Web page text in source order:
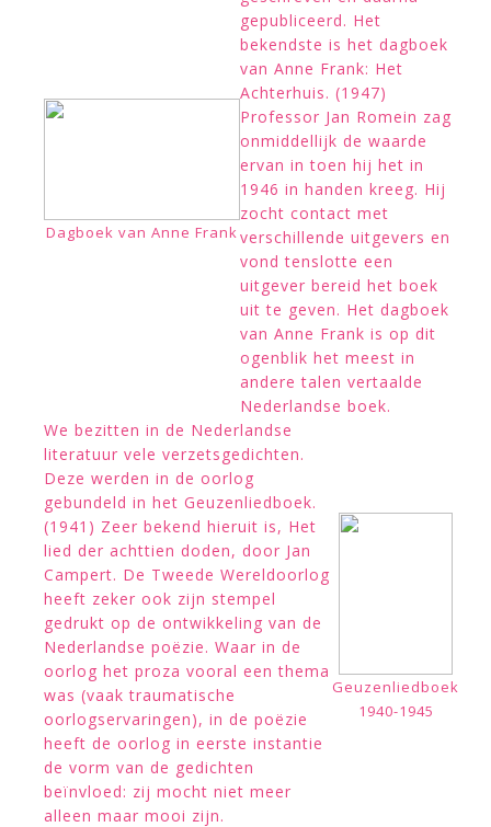
Dagboek van Anne Frank
gepubliceerd. Het
bekendste is het dagboek
van Anne Frank: Het
Achterhuis. (1947)
Professor Jan Romein zag
onmiddellijk de waarde
ervan in toen hij het in
1946 in handen kreeg. Hij
zocht contact met
verschillende uitgevers en
vond tenslotte een
uitgever bereid het boek
uit te geven. Het dagboek
van Anne Frank is op dit
ogenblik het meest in
andere talen vertaalde
Nederlandse boek.
We bezitten in de Nederlandse
literatuur vele verzetsgedichten.
Deze werden in de oorlog
gebundeld in het Geuzenliedboek.
(1941) Zeer bekend hieruit is, Het
lied der achttien doden, door Jan
Campert. De Tweede Wereldoorlog
heeft zeker ook zijn stempel
gedrukt op de ontwikkeling van de
Nederlandse poëzie. Waar in de
oorlog het proza vooral een thema
was (vaak traumatische
oorlogservaringen), in de poëzie
heeft de oorlog in eerste instantie
de vorm van de gedichten
beïnvloed: zij mocht niet meer
alleen maar mooi zijn.
Geuzenliedboek
1940-1945